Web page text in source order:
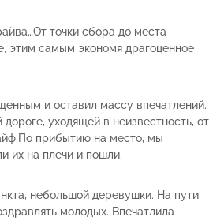
точки сбора до места
этим самым экономя драгоценное
и оставил массу впечатлений.
уходящей в неизвестность, от
прибытию на место, мы
их на плечи и пошли.
небольшой деревушки. На пути
молодых. Впечатлила